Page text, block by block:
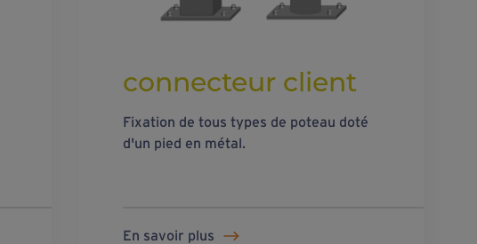
connecteur client
Fixation de tous types de poteau doté
d'un pied en métal.
En savoir plus